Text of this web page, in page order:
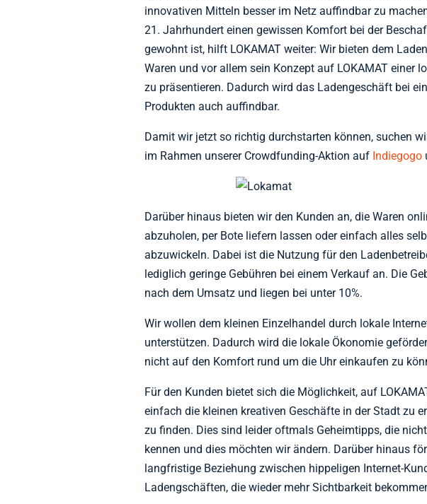
innovativen Mitteln besser im Netz auffindbar zu
21. Jahrhundert einen gewissen Komfort bei der
gewohnt ist, hilft LOKAMAT weiter: Wir bieten dem
Waren und vor allem sein Konzept auf LOKAMAT einer
zu präsentieren. Dadurch wird das Ladengeschäft bei
Produkten auch auffindbar.
Damit wir jetzt so richtig durchstarten können, suchen
im Rahmen unserer Crowdfunding-Aktion auf Indiegogo
Darüber hinaus bieten wir den Kunden an, die Waren
abzuholen, per Bote liefern lassen oder einfach alles
abzuwickeln. Dabei ist die Nutzung für den
lediglich geringe Gebühren bei einem Verkauf an. Die
nach dem Umsatz und liegen bei unter 10%.
Wir wollen dem kleinen Einzelhandel durch lokale
unterstützen. Dadurch wird die lokale Ökonomie
nicht auf den Komfort rund um die Uhr einkaufen zu
Für den Kunden bietet sich die Möglichkeit, auf
einfach die kleinen kreativen Geschäfte in der Stadt zu
zu finden. Dies sind leider oftmals Geheimtipps, die
kennen und dies möchten wir ändern. Darüber hinaus
langfristige Beziehung zwischen hippeligen Internet-
Ladengschäften, die wieder mehr Sichtbarkeit